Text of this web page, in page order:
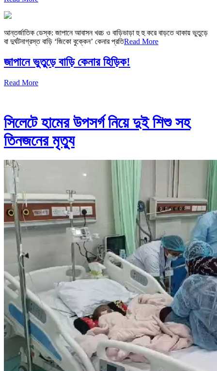
আন্তর্জাতিক ডেস্ক: জাপানে আবাসন খরচ ও বাড়িভাড়া হু হু করে বাড়তে থাকায় ভুতুড়ে
বা দুর্ঘটনাগ্রস্ত বাড়ি ‘জিকো বুক্কেন’ কেনার প্রতিRead More
জাপানে ভুতুড়ে বাড়ি কেনার হিড়িক!
Read More
সিলেটে হামের উপসর্গ নিয়ে দুই শিশু সহ
তিনজনের মৃত্যু